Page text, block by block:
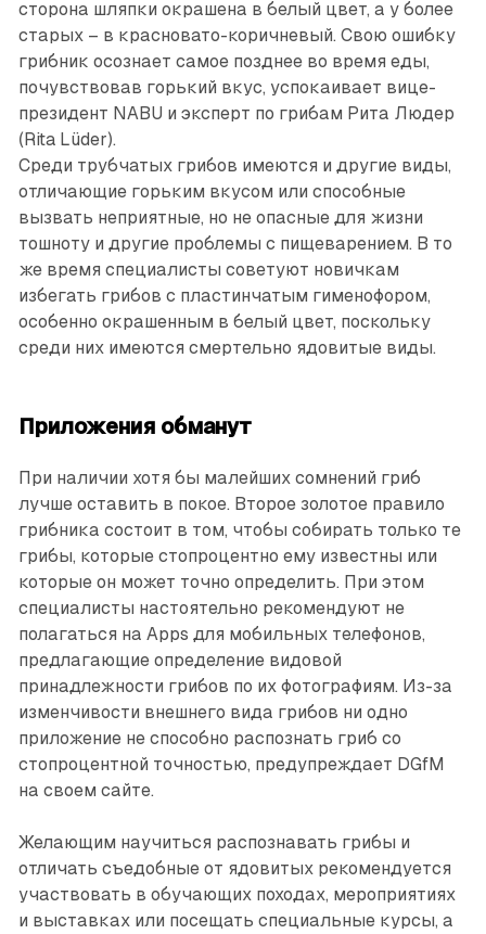
сторона шляпки окрашена в белый цвет, а у более
старых – в красновато-коричневый. Свою ошибку
грибник осознает самое позднее во время еды,
почувствовав горький вкус, успокаивает вице-
президент NABU и эксперт по грибам Рита Людер
(Rita Lüder).
Среди трубчатых грибов имеются и другие виды,
отличающие горьким вкусом или способные
вызвать неприятные, но не опасные для жизни
тошноту и другие проблемы с пищеварением. В то
же время специалисты советуют новичкам
избегать грибов с пластинчатым гименофором,
особенно окрашенным в белый цвет, поскольку
среди них имеются смертельно ядовитые виды.
Приложения обманут
При наличии хотя бы малейших сомнений гриб
лучше оставить в покое. Второе золотое правило
грибника состоит в том, чтобы собирать только те
грибы, которые стопроцентно ему известны или
которые он может точно определить. При этом
специалисты настоятельно рекомендуют не
полагаться на Apps для мобильных телефонов,
предлагающие определение видовой
принадлежности грибов по их фотографиям. Из-за
изменчивости внешнего вида грибов ни одно
приложение не способно распознать гриб со
стопроцентной точностью, предупреждает DGfM
на своем сайте.
Желающим научиться распознавать грибы и
отличать съедобные от ядовитых рекомендуется
участвовать в обу­чающих походах, мероприятиях
и выставках или посещать специальные курсы, а